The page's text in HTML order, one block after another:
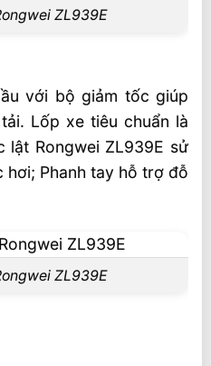
ZL939E
với bộ giảm tốc giúp
Lốp xe tiêu chuẩn là
lật Rongwei ZL939E sử
Phanh tay hỗ trợ đỗ
ZL939E